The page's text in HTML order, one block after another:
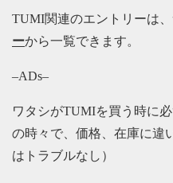
TUMI関連のエントリーは
ーから一覧できます。
–ADs–
ワタシがTUMIを買う時に
の時々で、価格、在庫に違
はトラブルなし）